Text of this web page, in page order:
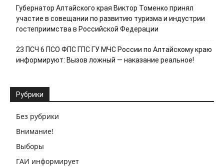
Губернатор Алтайского края Виктор Томенко принял
участие в совещании по развитию туризма и индустрии
гостеприимства в Российской Федерации
23 ПСЧ 6 ПСО ФПС ГПС ГУ МЧС России по Алтайскому краю
информируют: Вызов ложный — наказание реальное!
Рубрики
Без рубрики
Внимание!
Выборы
ГАИ информирует